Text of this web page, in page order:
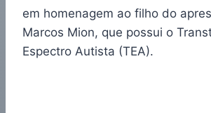
em homenagem ao filho do
Marcos Mion, que possui o
Espectro Autista (TEA).